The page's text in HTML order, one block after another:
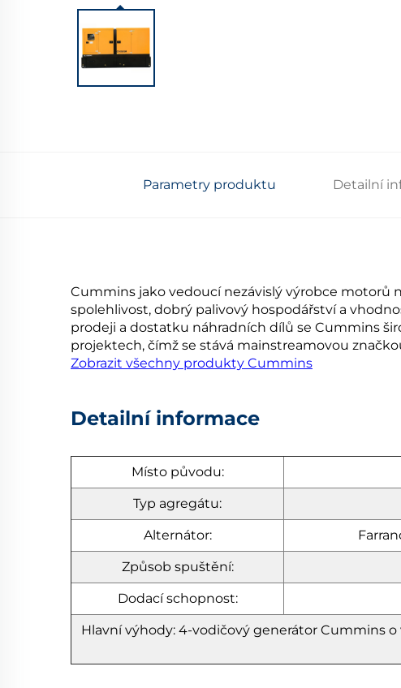
Parametry produktu Detailní
Cummins jako vedoucí nezávislý výrobce motorů
spolehlivost, dobrý palivový hospodářství a
prodeji a dostatku náhradních dílů se Cummins
projektech, čímž se stává mainstreamovou
Zobrazit všechny produkty Cummins
Detailní informace
Místo původu:
Typ agregátu:
Alternátor:
Způsob spuštění:
Dodací schopnost:
Hlavní výhody: 4-vodičový generátor Cummins